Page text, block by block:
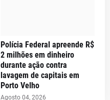
Polícia Federal apreende R$
2 milhões em dinheiro
durante ação contra
lavagem de capitais em
Porto Velho
Agosto 04, 2026